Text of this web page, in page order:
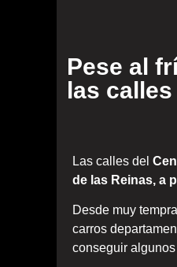
Pese al
las
Las calles del
de las Reinas, a
Desde muy
carros
conseguir